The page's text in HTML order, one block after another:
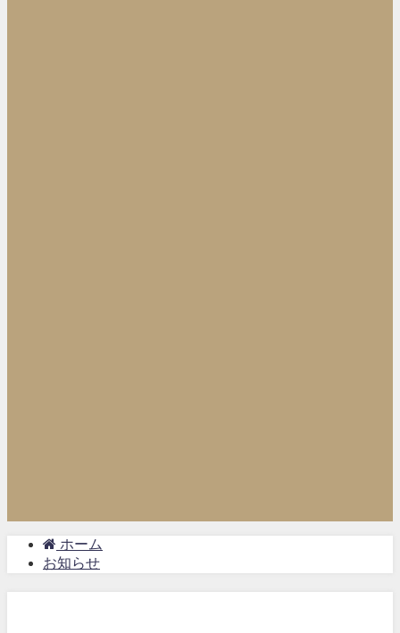
ホーム
お知らせ